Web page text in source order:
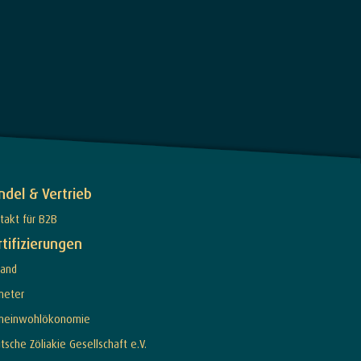
& Vertrieb
für B2B
Zöliakie Gesellschaft e.V.